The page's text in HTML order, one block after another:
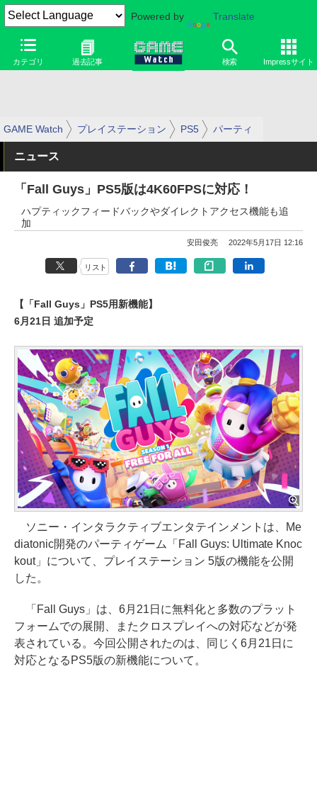
Powered by Translate
カテゴリ 過去記事 検索 Impressサイト
GAME Watch プレイステーション PS5 パーティ
ニュース
「Fall Guys」PS5版は4K60FPSに対応！
ハプティックフィードバックやダイレクトアクセス機能も追
加
安田俊亮 2022年5月17日 12:16
リスト
【「Fall Guys」PS5用新機能】
6月21日 追加予定
ソニー・インタラクティブエンタテインメントは、Me
diatonic開発のパーティゲーム「Fall Guys: Ultimate Knoc
kout」について、プレイステーション 5版の機能を公開
した。
「Fall Guys」は、6月21日に無料化と多数のプラット
フォームでの展開、またクロスプレイへの対応などが発
表されている。今回公開されたのは、同じく6月21日に
対応となるPS5版の新機能について。